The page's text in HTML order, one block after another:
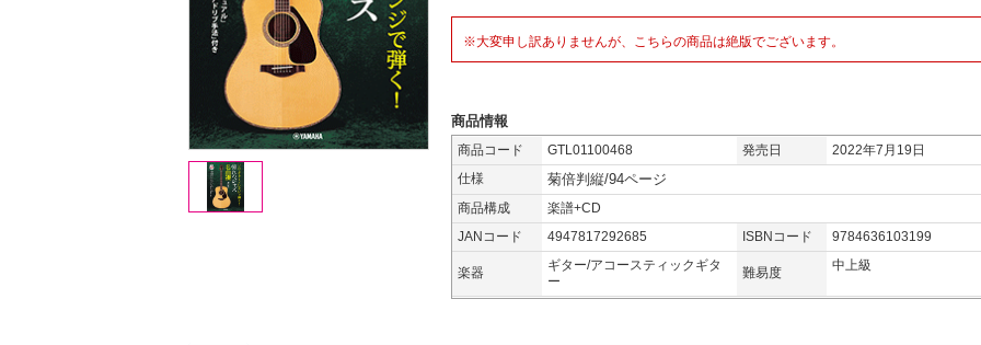
※大変申し訳ありませんが、こちらの商品は絶版でございます。
商品情報
商品コード GTL01100468 発売日
2022年7月19日
仕様
菊倍判縦/94ページ
商品構成
楽譜+CD
JANコード
4947817292685 ISBNコード 9784636103199
楽器
ギター/アコースティックギタ
ー
難易度 中上級